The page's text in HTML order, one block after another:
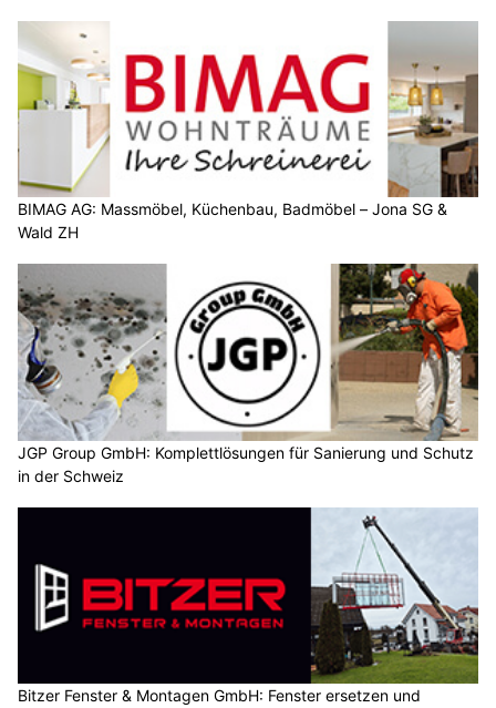
BIMAG AG: Massmöbel, Küchenbau, Badmöbel – Jona SG &
Wald ZH
JGP Group GmbH: Komplettlösungen für Sanierung und Schutz
in der Schweiz
Bitzer Fenster & Montagen GmbH: Fenster ersetzen und